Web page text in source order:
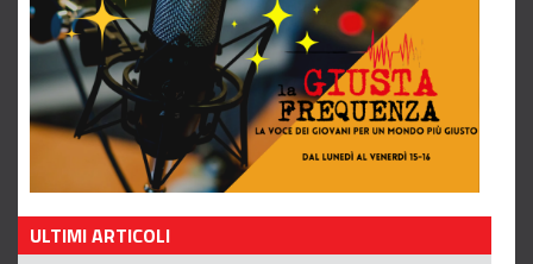
ULTIMI ARTICOLI